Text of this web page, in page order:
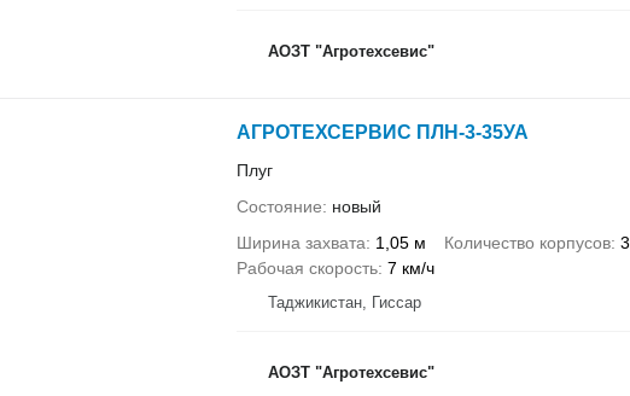
АОЗТ "Агротехсевис"
АГРОТЕХСЕРВИС ПЛН-3-35УА
Плуг
Состояние
новый
Ширина захвата
1,05 м Количество корпусов 3
Рабочая скорость 7 км/ч
Таджикистан, Гиссар
АОЗТ "Агротехсевис"